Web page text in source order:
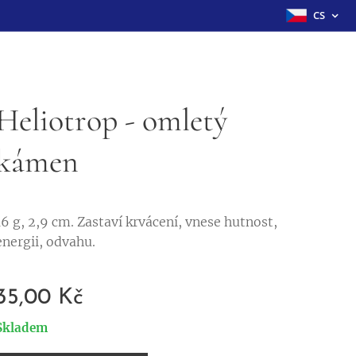
CS
- omletý
g, 2,9 cm. Zastaví krvácení, vnese hutnost,
odvahu.
Kč